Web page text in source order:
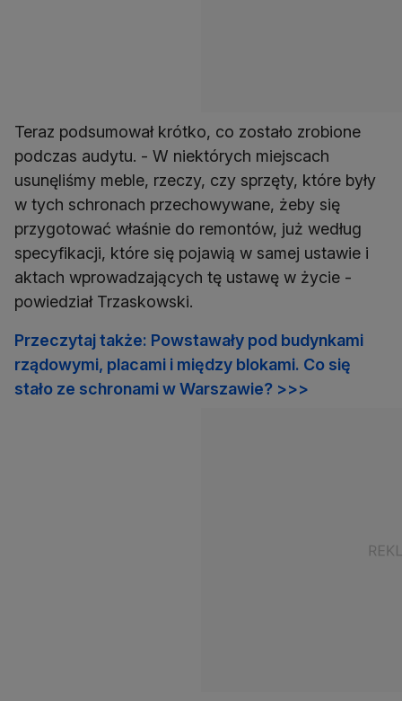
Teraz podsumował krótko, co zostało zrobione
podczas audytu. - W niektórych miejscach
usunęliśmy meble, rzeczy, czy sprzęty, które były
w tych schronach przechowywane, żeby się
przygotować właśnie do remontów, już według
specyfikacji, które się pojawią w samej ustawie i
aktach wprowadzających tę ustawę w życie -
powiedział Trzaskowski.
Przeczytaj także: Powstawały pod budynkami
rządowymi, placami i między blokami. Co się
stało ze schronami w Warszawie? >>>